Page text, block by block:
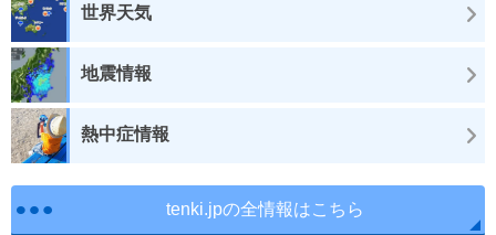
世界天気
地震情報
熱中症情報
tenki.jpの全情報はこちら